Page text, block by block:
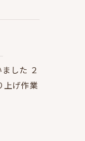
した ２
上げ作業